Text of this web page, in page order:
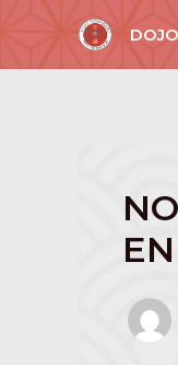
contenido